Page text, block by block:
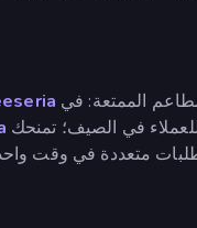
في الصيف؛ تمنحك
متعددة في وقت